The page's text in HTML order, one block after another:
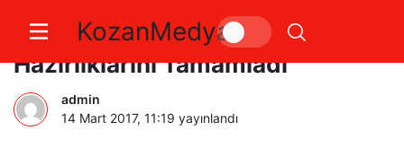
KozanMedya
Kozanspor Manavgat Maçı
Hazırlıklarını Tamamladı
admin
14 Mart 2017, 11:19 yayınlandı